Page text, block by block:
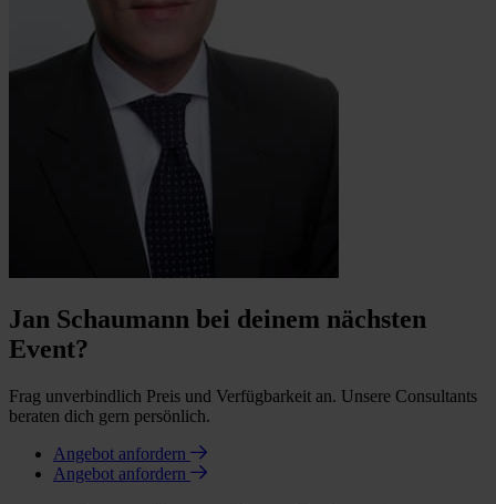
Jan Schaumann bei deinem nächsten
Event?
Frag unverbindlich Preis und Verfügbarkeit an. Unsere Consultants
beraten dich gern persönlich.
Angebot anfordern
Angebot anfordern